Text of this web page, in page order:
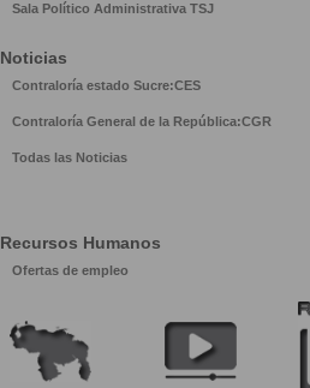
Sala Político Administrativa TSJ
Noticias
Contraloría estado Sucre:CES
Contraloría General de la República:CGR
Todas las Noticias
Recursos Humanos
Ofertas de empleo